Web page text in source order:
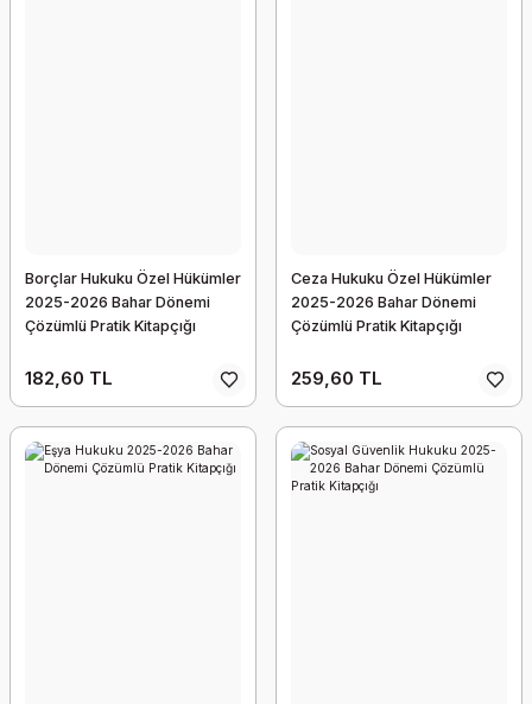
Borçlar Hukuku Özel Hükümler
2025-2026 Bahar Dönemi
Çözümlü Pratik Kitapçığı
182,60 TL
Ceza Hukuku Özel Hükümler
2025-2026 Bahar Dönemi
Çözümlü Pratik Kitapçığı
259,60 TL